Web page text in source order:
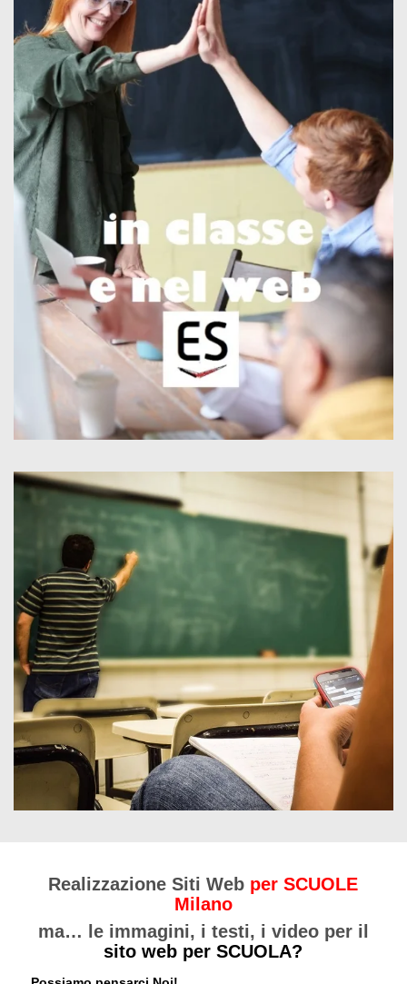
Realizzazione Siti Web per SCUOLE
Milano
ma… le immagini, i testi, i video per il
sito web per SCUOLA?